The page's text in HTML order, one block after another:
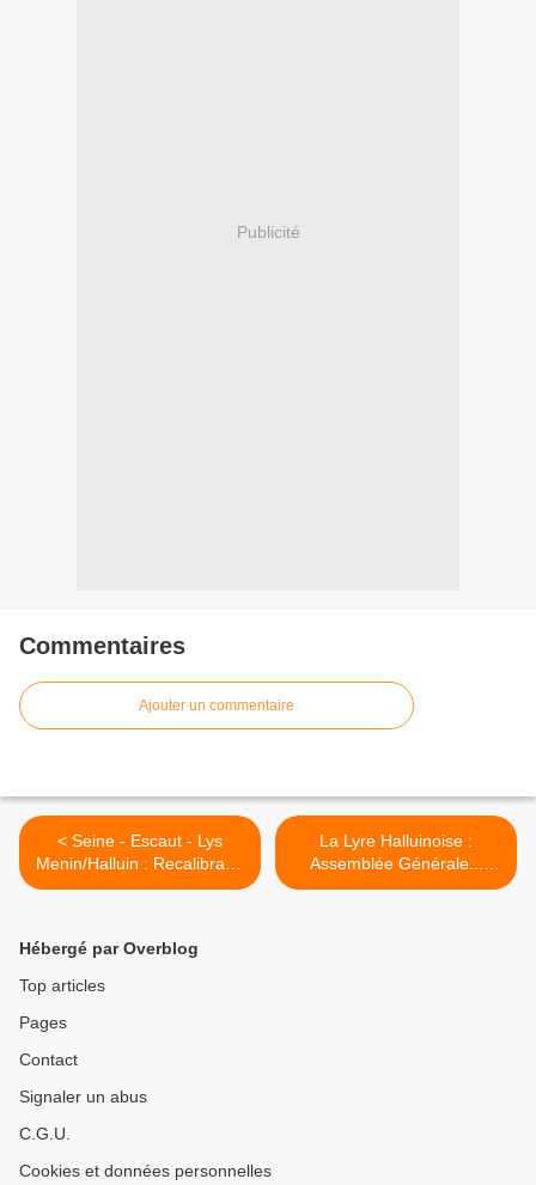
Publicité
Commentaires
Ajouter un commentaire
< Seine - Escaut - Lys
Menin/Halluin : Recalibrage
Travaux n° 6 (Février
La Lyre Halluinoise :
Assemblée Générale...
Recrutement (Février
Hébergé par Overblog
Top articles
Pages
Contact
Signaler un abus
C.G.U.
Cookies et données personnelles